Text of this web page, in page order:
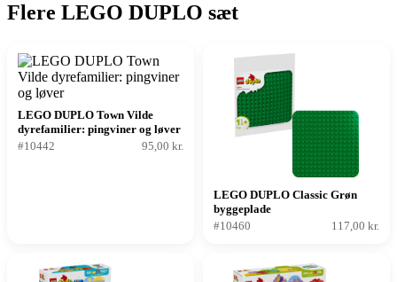
Flere LEGO DUPLO sæt
LEGO DUPLO Town Vilde
dyrefamilier: pingviner og løver
#10442
95,00 kr.
LEGO DUPLO Classic Grøn
byggeplade
#10460
117,00 kr.